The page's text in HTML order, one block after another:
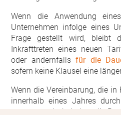
Wenn die Anwendung
Unternehmen infolge eines
Frage gestellt wird, bleibt
Inkrafttreten eines neuen
oder andernfalls für die
sofern keine Klausel eine
Wenn die Vereinbarung, die
innerhalb eines Jahres
ersetzt wurde, behalten die